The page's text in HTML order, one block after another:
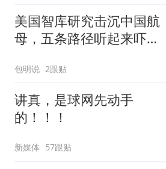
美国智库研究击沉中国航
母，五条路径听起来吓
包明说 2跟贴
讲真，是球网先动手
的！！！
新媒体 57跟贴